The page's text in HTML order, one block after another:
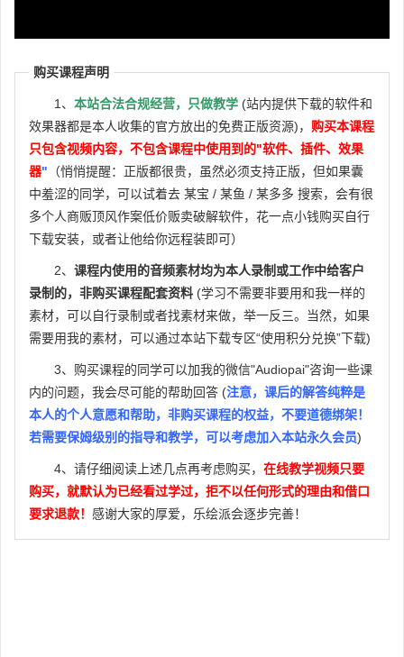
P27 2-12 添加延迟混响效果 (Waves)
2-13 侧链压缩控制延迟 (Fabfilter)
P29 2-14 拓宽人声的方法 (Waves)
P30 2-15 自动化音量微调
P31 2-16 自动化控制延迟混响的比例
P32 2-17 母带EQ优化整体平衡 (Fabfilter)
P33
2-18 母带压缩增强融合度 (Waves)
P34 2-19 母带限制及音量最大化 (Fabfilter)
2-20 成品导出及展示
P36 2-21 加更 | 呼吸声更自然地处理方法
购买课程声明
1、 本站合法合规经营，只做教学 (站内提供下载的软件和
效果器都是本人收集的官方放出的免费正版资源)， 购买本课程
只包含视频内容，不包含课程中使用到的"软件、插件、效果
器" （悄悄提醒：正版都很贵，虽然必须支持正版，但如果囊
中羞涩的同学，可以试着去 某宝 / 某鱼 / 某多多 搜索，会有很
多个人商贩顶风作案低价贩卖破解软件，花一点小钱购买自行
下载安装，或者让他给你远程装即可）
2、 课程内使用的音频素材均为本人录制或工作中给客户
录制的，非购买课程配套资料 (学习不需要非要用和我一样的
素材，可以自行录制或者找素材来做，举一反三。当然，如果
需要用我的素材，可以通过本站下载专区“使用积分兑换”下载)
3、购买课程的同学可以加我的微信"Audiopai"咨询一些课
内的问题，我会尽可能的帮助回答 (注意，课后的解答纯粹是
本人的个人意愿和帮助，非购买课程的权益，不要道德绑架！
若需要保姆级别的指导和教学，可以考虑加入本站永久会员)
4、请仔细阅读上述几点再考虑购买， 在线教学视频只要
购买，就默认为已经看过学过，拒不以任何形式的理由和借口
要求退款！ 感谢大家的厚爱，乐绘派会逐步完善！